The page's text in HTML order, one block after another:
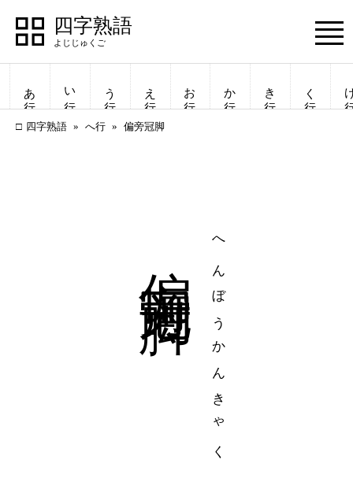
四字熟語
四字熟語
一覧表示
Menu
あ行 い行 う行 え行 お行 か行 き行 く行
四字熟語 へ行 偏旁冠脚
へんぼうかんきゃく
四字熟語
一覧表示